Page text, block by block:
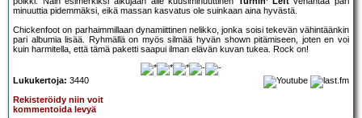
minuuttia pidemmäksi, eikä massan kasvatus ole suinkaan aina hyvästä.
Chickenfoot on parhaimmillaan dynamiittinen nelikko, jonka soisi tekevän vähintäänkin
pari albumia lisää. Ryhmällä on myös silmää hyvän shown pitämiseen, joten en voi
kuin harmitella, että tämä paketti saapui ilman elävän kuvan tukea. Rock on!
Lukukertoja: 3440
Rekisteröidy niin voit
kommentoida levyä